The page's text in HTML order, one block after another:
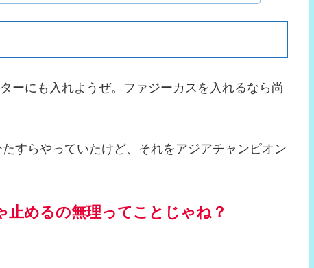
ーにも入れようぜ。ファジーカスを入れるなら尚
すらやっていたけど、それをアジアチャンピオン
めるの無理ってことじゃね？